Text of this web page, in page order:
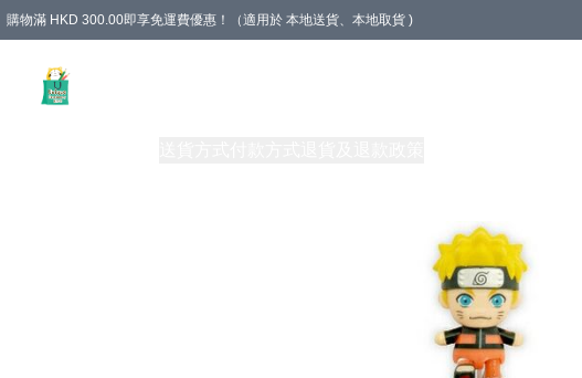
購物滿 HKD 300.00即享免運費優惠！（適用於 本地送貨、本地取貨 )